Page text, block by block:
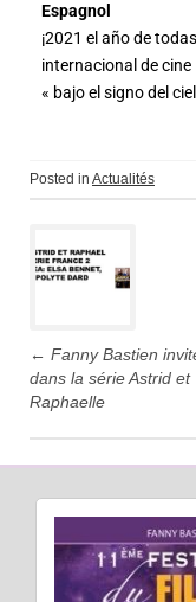
Espagnol
¡2021 el año de
internacional de
« bajo el signo del
Posted in Actualités
← Fanny Bastien
dans la série Astrid et
Raphaelle